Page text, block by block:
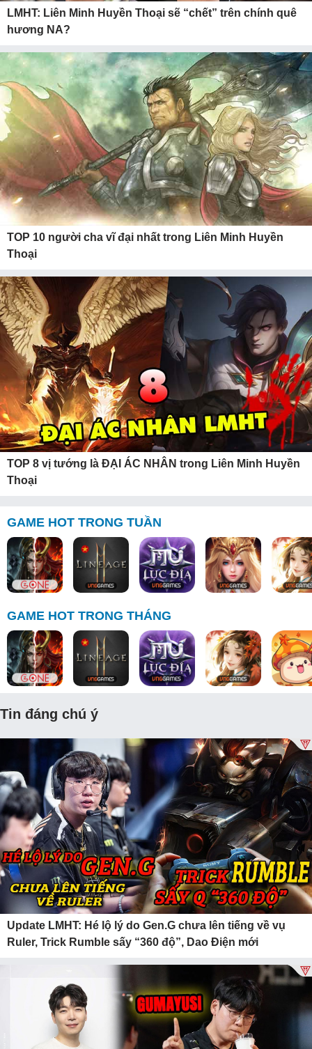
LMHT: Liên Minh Huyền Thoại sẽ “chết” trên chính quê
hương NA?
TOP 10 người cha vĩ đại nhất trong Liên Minh Huyền
Thoại
TOP 8 vị tướng là ĐẠI ÁC NHÂN trong Liên Minh Huyền
Thoại
GAME HOT TRONG TUẦN
GAME HOT TRONG THÁNG
Tin đáng chú ý
Update LMHT: Hé lộ lý do Gen.G chưa lên tiếng về vụ
Ruler, Trick Rumble sấy “360 độ”, Dao Điện mới